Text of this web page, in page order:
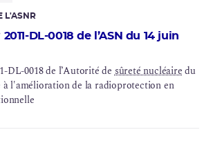
L'ASNR
DL-0018 de l’ASN du 14 juin
DL-0018 de l’Autorité de sûreté nucléairedu
à l'amélioration de la radioprotection en